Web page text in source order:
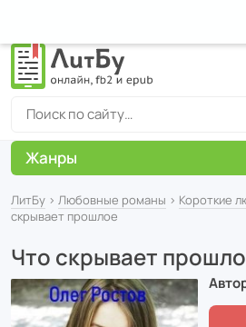
ЛитБу › Любовные романы › Короткие
скрывает прошлое
Что скрывает
Жанры